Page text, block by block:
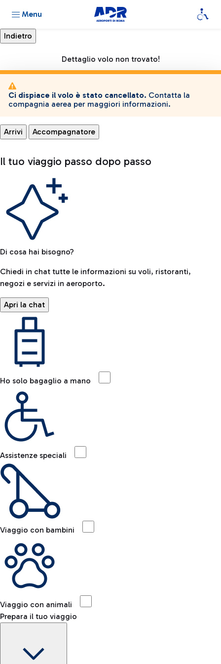
Menu
Dettaglio volo non trovato!
Ci dispiace il volo è stato cancellato. Contatta la
compagnia aerea per maggiori informazioni.
Arrivi Accompagnatore
Il tuo viaggio passo dopo passo
Di cosa hai bisogno?
Chiedi in chat tutte le informazioni su voli, ristoranti,
negozi e servizi in aeroporto.
Apri la chat
Ho solo bagaglio a mano
Assistenze speciali
Viaggio con bambini
Viaggio con animali
Prepara il tuo viaggio